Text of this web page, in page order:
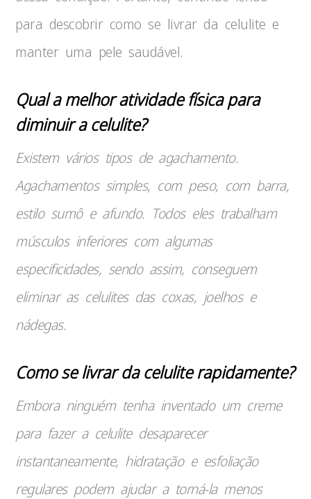
para descobrir como se livrar da celulite e
manter uma pele saudável.
Qual a melhor atividade física para
diminuir a celulite?
Existem vários tipos de agachamento.
Agachamentos simples, com peso, com barra,
estilo sumô e afundo. Todos eles trabalham
músculos inferiores com algumas
especificidades, sendo assim, conseguem
eliminar as celulites das coxas, joelhos e
nádegas.
Como se livrar da celulite rapidamente?
Embora ninguém tenha inventado um creme
para fazer a celulite desaparecer
instantaneamente, hidratação e esfoliação
regulares podem ajudar a torná-la menos